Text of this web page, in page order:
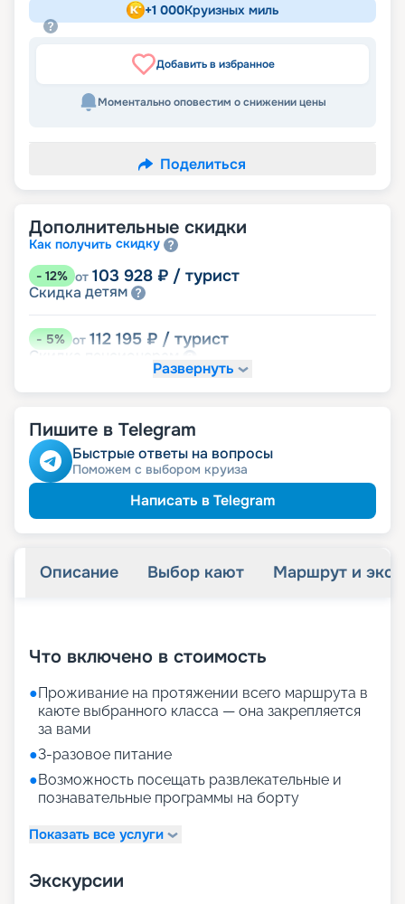
+1 000Круизных миль
Добавить в избранное
Моментально оповестим о снижении цены
Поделиться
Дополнительные скидки
Как получить скидку
- 12% от 103 928 ₽ / турист
Скидка детям
-5% от 112 195 ₽ / турист
Скидка
именинникамРазвернуть
Пишите в Telegram
Быстрые ответы на вопросы
Поможем с выбором круиза
Написать в Telegram
Описание Выбор кают Маршрут и
Что включено в стоимость
●Проживание на протяжении всего маршрута в
каюте выбранного класса — она закрепляется
за вами
●3-разовое питание
●Возможность посещать развлекательные и
познавательные программы на борту
Показать все услуги
Экскурсии